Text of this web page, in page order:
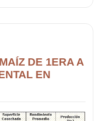
DE 1ERA A
EN